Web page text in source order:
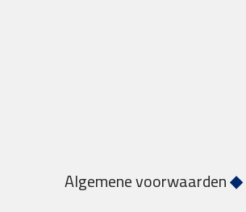
Algemene voorwaarden◆